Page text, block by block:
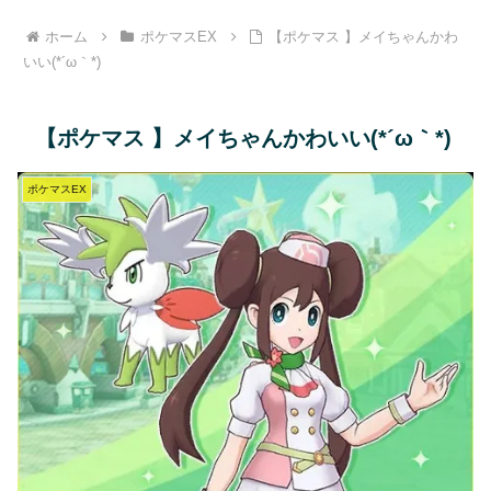
ホーム ポケマスEX
【ポケマス 】メイちゃんかわ
いい(*´ω｀*)
【ポケマス 】メイちゃんかわいい(*´ω｀*)
ポケマスEX